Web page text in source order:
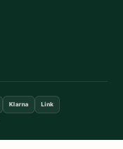
Klarna Link